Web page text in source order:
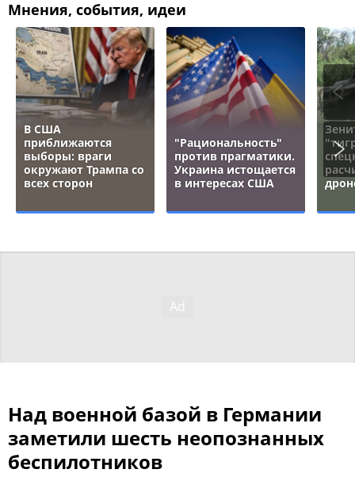
Мнения, события, идеи
В США
приближаются
выборы: враги
окружают Трампа со
всех сторон
"Рациональность"
против прагматики.
Украина истощается
в интересах США
Над военной базой в Германии
заметили шесть неопознанных
беспилотников